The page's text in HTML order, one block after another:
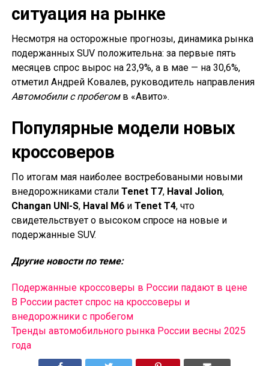
ситуация на рынке
Несмотря на осторожные прогнозы, динамика рынка
подержанных SUV положительна: за первые пять
месяцев спрос вырос на 23,9%, а в мае — на 30,6%,
отметил Андрей Ковалев, руководитель направления
Автомобили с пробегомв «Авито».
Популярные модели новых
кроссоверов
По итогам мая наиболее востребоваными новыми
внедорожниками стали Tenet T7, Haval Jolion,
Changan UNI-S, Haval M6и Tenet T4, что
свидетельствует о высоком спросе на новые и
подержанные SUV.
Другие новости по теме:
Подержанные кроссоверы в России падают в цене
В России растет спрос на кроссоверы и
внедорожники с пробегом
Тренды автомобильного рынка России весны 2025
года